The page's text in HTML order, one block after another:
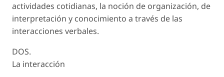
actividades cotidianas, la noción de organización, de
interpretación y conocimiento a través de las
interacciones verbales.
DOS.
La interacción